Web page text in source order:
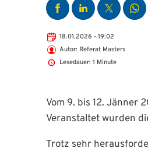
18.01.2026 - 19:02
Autor: Referat Masters
Lesedauer: 1 Minute
Vom 9. bis 12. Jänner
Veranstaltet wurden
Trotz sehr